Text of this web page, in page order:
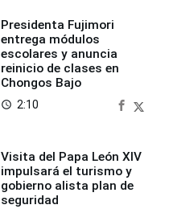
Presidenta Fujimori
entrega módulos
escolares y anuncia
reinicio de clases en
Chongos Bajo
access_time 2:10
Visita del Papa León XIV
impulsará el turismo y
gobierno alista plan de
seguridad